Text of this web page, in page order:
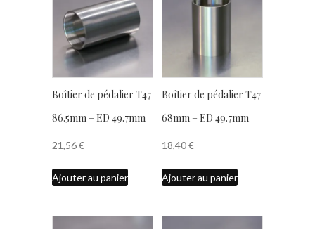
Boîtier de pédalier T47
86.5mm – ED 49.7mm
21,56€
Ajouter au panier
Boîtier de pédalier T47
68mm – ED 49.7mm
18,40€
Ajouter au panier